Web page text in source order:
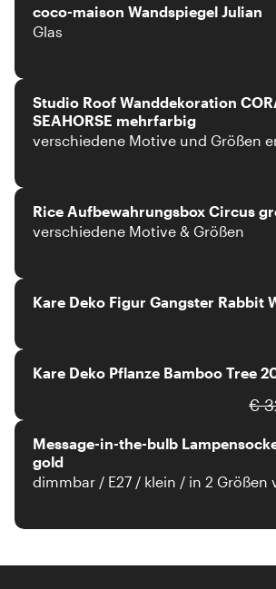
coco-maison Wandspiegel Julian
Glas
Studio Roof Wanddekoration
SEAHORSE mehrfarbig
verschiedene Motive und Größen
Rice Aufbewahrungsbox Circus
verschiedene Motive & Größen
Kare Deko Figur Gangster Rabbit
Kare Deko Pflanze Bamboo Tree
€
Message-in-the-bulb
gold
dimmbar / E27 / klein / in 2 Größen